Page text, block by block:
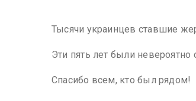
Тысячи украинцев ставшие
Эти пять лет были
Спасибо всем, кто был рядом!